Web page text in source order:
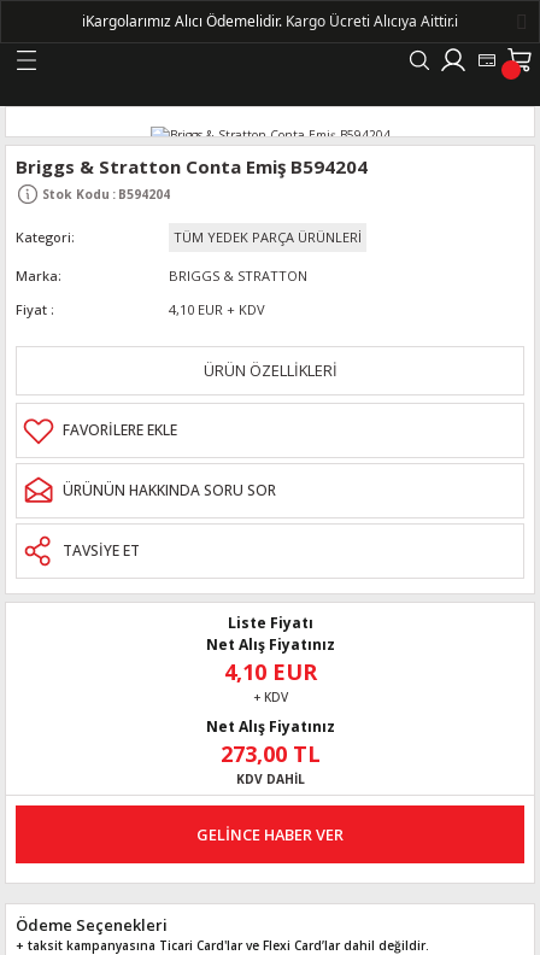
Geri Dön
Briggs & Stratton Conta Emiş B594204
Stok Kodu : B594204
Kategori TÜM YEDEK PARÇA ÜRÜNLERİ
Marka
BRIGGS & STRATTON
Fiyat
4,10 EUR + KDV
ÜRÜN ÖZELLİKLERİ
ÜRÜNÜN HAKKINDA SORU SOR
TAVSİYE ET
Liste Fiyatı
Net Alış Fiyatınız
4,10 EUR
+ KDV
Net Alış Fiyatınız
273,00 TL
KDV DAHİL
GELİNCE HABER VER
Ödeme Seçenekleri
+ taksit kampanyasına Ticari Card'lar ve Flexi Card’lar dahil değildir.
ℹ️Kargolarımız Alıcı Ödemelidir. Kargo Ücreti Alıcıya Aittir.ℹ️